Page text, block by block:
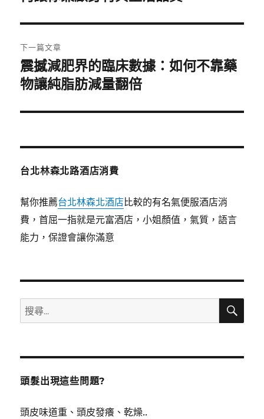
覽
文
章:
下一篇文章
下
一
文
震撼減肥界的臨床數據：如何不靠藥
物讓純脂肪減量翻倍
台北林森北路酒店消費
幫你推薦台北林森北酒店比較的有名氣便服酒店消
費，首屈一指就是元富酒店，小姐顏值，氣質，語言
能力，保證會讓你滿意
搜
尋
鍵
搜
頭髮出現這些問題?
頭皮味道重、頭皮發癢、乾燥..